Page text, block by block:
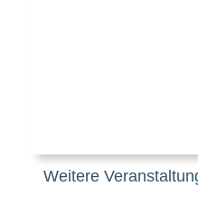
Weitere